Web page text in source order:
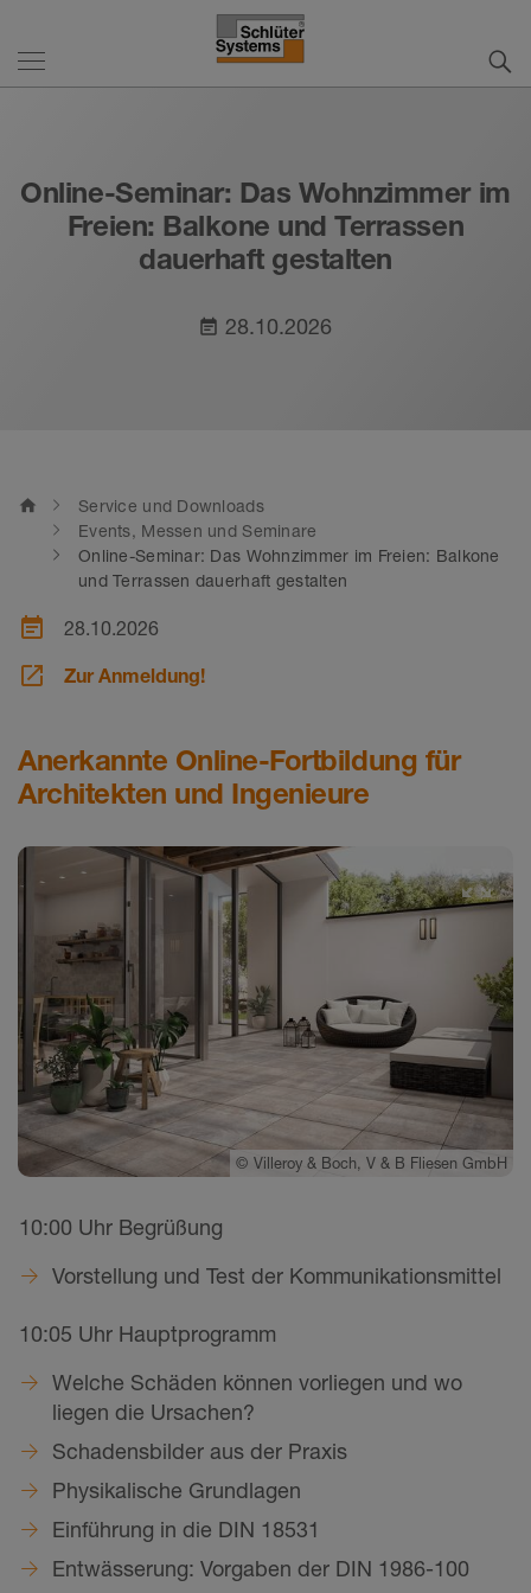
Online-Seminar: Das Wohnzimmer im
Freien: Balkone und Terrassen
dauerhaft gestalten
event_note 28.10.2026
home
Service und Downloads
Events, Messen und Seminare
Online-Seminar: Das Wohnzimmer im Freien: Balkone
und Terrassen dauerhaft gestalten
event_note 28.10.2026
launch Zur Anmeldung!
Anerkannte Online-Fortbildung für
Architekten und Ingenieure
© Villeroy & Boch, V & B Fliesen GmbH
10:00 Uhr Begrüßung
Vorstellung und Test der Kommunikationsmittel
10:05 Uhr Hauptprogramm
Welche Schäden können vorliegen und wo
liegen die Ursachen?
Schadensbilder aus der Praxis
Physikalische Grundlagen
Einführung in die DIN 18531
Entwässerung: Vorgaben der DIN 1986-100